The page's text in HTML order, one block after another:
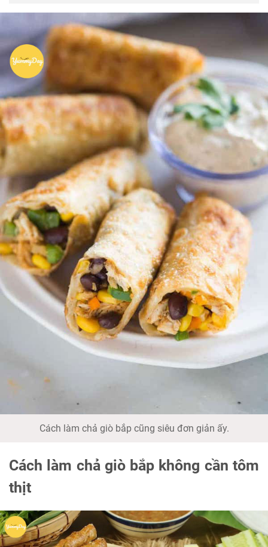
Cách làm chả giò bắp cũng siêu đơn giản ấy.
Cách làm chả giò bắp không cần tôm
thịt